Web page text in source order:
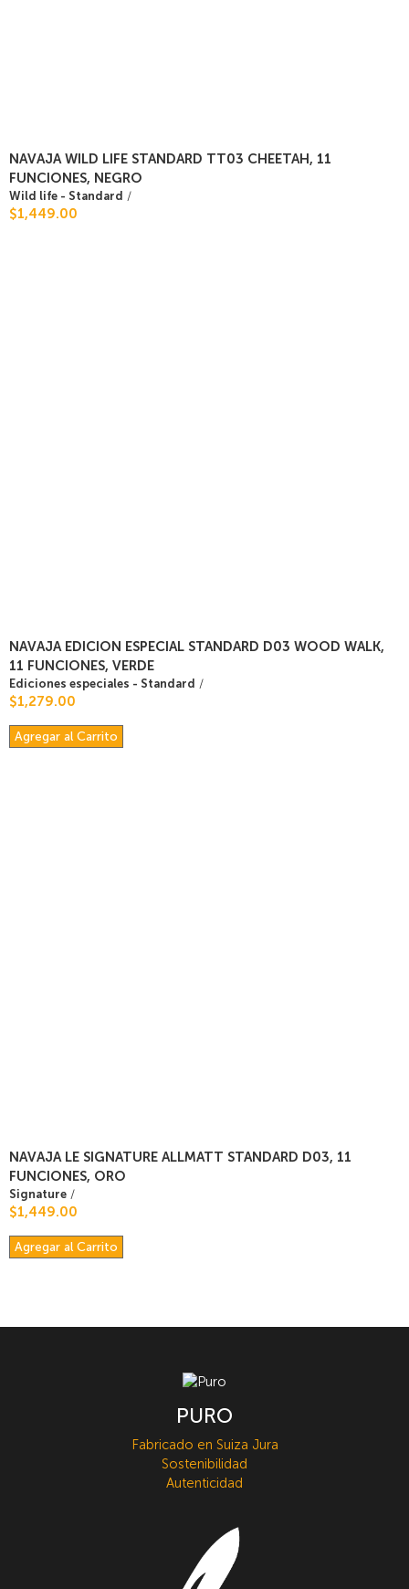
NAVAJA WILD LIFE STANDARD TT03 CHEETAH, 11
FUNCIONES, NEGRO
Wild life - Standard /
$1,449.00
NAVAJA EDICION ESPECIAL STANDARD D03 WOOD WALK,
11 FUNCIONES, VERDE
Ediciones especiales - Standard /
$1,279.00
Agregar al Carrito
NAVAJA LE SIGNATURE ALLMATT STANDARD D03, 11
FUNCIONES, ORO
Signature /
$1,449.00
Agregar al Carrito
PURO
Fabricado en Suiza Jura
Sostenibilidad
Autenticidad